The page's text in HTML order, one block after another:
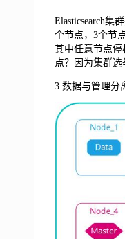
Elasticsearch集
个节点，3个节
其中任意节点
点？因为集群选
3.数据与管理分